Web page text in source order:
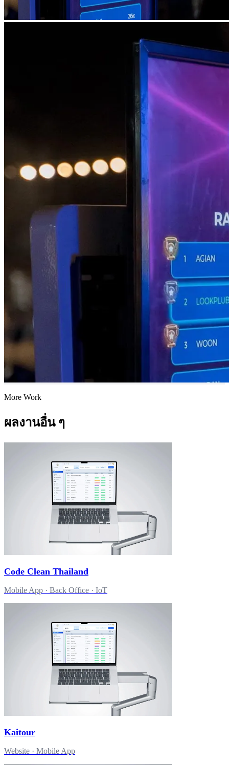
More Work
ผลงานอื่น ๆ
Code Clean Thailand
Mobile App · Back Office · IoT
Kaitour
Website · Mobile App